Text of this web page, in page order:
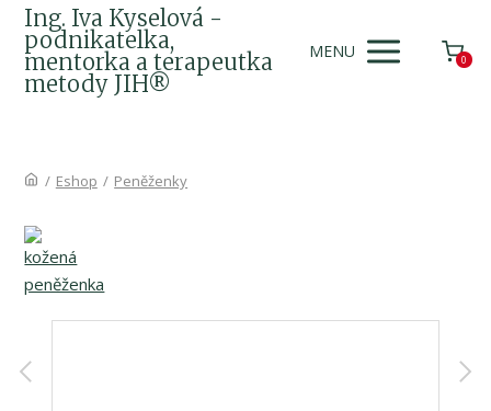
Ing. Iva Kyselová -
podnikatelka,
mentorka a terapeutka
metody JIH®
MENU 0
/ Eshop / Peněženky